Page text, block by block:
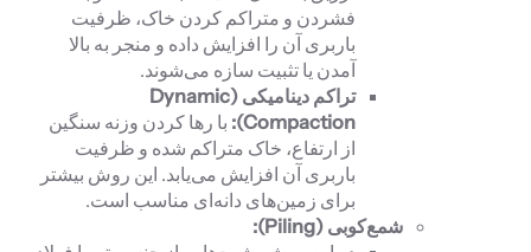
فشردن و متراکم کردن خاک، ظرفیت
باربری آن را افزایش داده و منجر به بالا
آمدن یا تثبیت سازه می‌شوند.
تراکم دینامیکی (Dynamic
Compaction
): با رها کردن وزنه سنگین
از ارتفاع، خاک متراکم شده و ظرفیت
باربری آن افزایش می‌یابد. این روش بیشتر
برای زمین‌های دانه‌ای مناسب است.
شمع‌کوبی (Piling
):